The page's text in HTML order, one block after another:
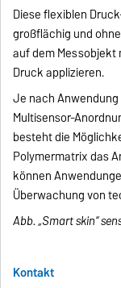
Diese flexiblen
großflächig und
auf dem
Druck applizieren.
Je nach
Multisensor-
besteht die
Polymermatrix das
können
Überwachung von
Abb. „Smart skin“
Kontakt